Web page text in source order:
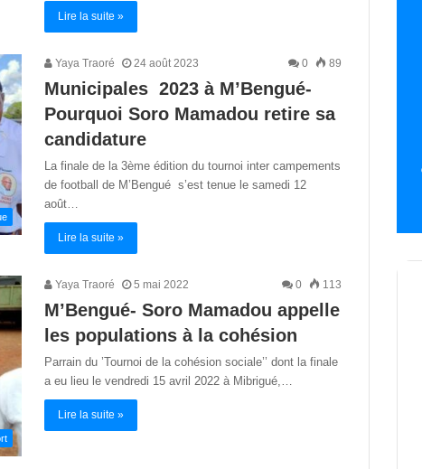
Lire la suite »
Yaya Traoré 24 août 2023 0 89
Municipales 2023 à M’Bengué-
Pourquoi Soro Mamadou retire sa
candidature
La finale de la 3ème édition du tournoi inter campements
de football de M’Bengué s’est tenue le samedi 12
août…
Lire la suite »
Yaya Traoré 5 mai 2022 0 113
M’Bengué- Soro Mamadou appelle
les populations à la cohésion
Parrain du ’Tournoi de la cohésion sociale’’ dont la finale
a eu lieu le vendredi 15 avril 2022 à Mibrigué,…
Lire la suite »